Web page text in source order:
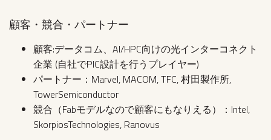
顧客・競合・パートナー
顧客:データコム、AI/HPC向けの光インターコネクト
企業 (自社でPIC設計を行うプレイヤー)
パートナー：Marvel, MACOM, TFC, 村田製作所,
TowerSemiconductor
競合（Fabモデルなので顧客にもなりえる）：Intel,
SkorpiosTechnologies, Ranovus